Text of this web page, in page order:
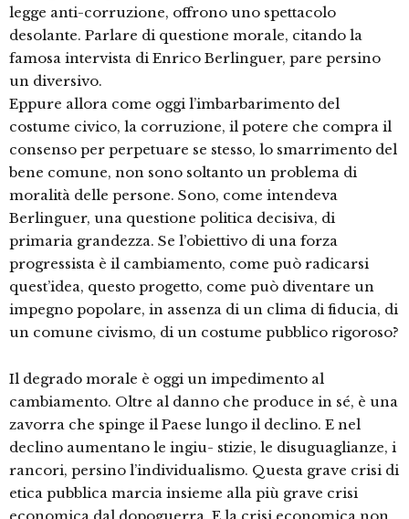
legge anti-corruzione, offrono uno spettacolo
desolante. Parlare di questione morale, citando la
famosa intervista di Enrico Berlinguer, pare persino
un diversivo.
Eppure allora come oggi l’imbarbarimento del
costume civico, la corruzione, il potere che compra il
consenso per perpetuare se stesso, lo smarrimento del
bene comune, non sono soltanto un problema di
moralità delle persone. Sono, come intendeva
Berlinguer, una questione politica decisiva, di
primaria grandezza. Se l’obiettivo di una forza
progressista è il cambiamento, come può radicarsi
quest’idea, questo progetto, come può diventare un
impegno popolare, in assenza di un clima di fiducia, di
un comune civismo, di un costume pubblico rigoroso?
Il degrado morale è oggi un impedimento al
cambiamento. Oltre al danno che produce in sé, è una
zavorra che spinge il Paese lungo il declino. E nel
declino aumentano le ingiu- stizie, le disuguaglianze, i
rancori, persino l’individualismo. Questa grave crisi di
etica pubblica marcia insieme alla più grave crisi